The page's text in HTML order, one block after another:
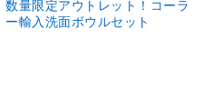
数量限定アウトレット！コーラ
ー輸入洗面ボウルセット